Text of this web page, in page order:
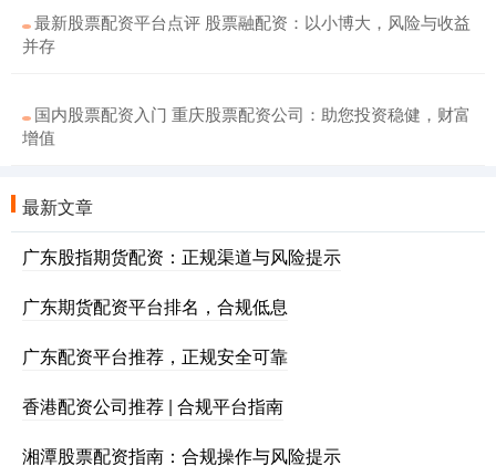
最新股票配资平台点评 股票融配资：以小博大，风险与收益
并存
国内股票配资入门 重庆股票配资公司：助您投资稳健，财富
增值
最新文章
广东股指期货配资：正规渠道与风险提示
广东期货配资平台排名，合规低息
广东配资平台推荐，正规安全可靠
香港配资公司推荐 | 合规平台指南
湘潭股票配资指南：合规操作与风险提示